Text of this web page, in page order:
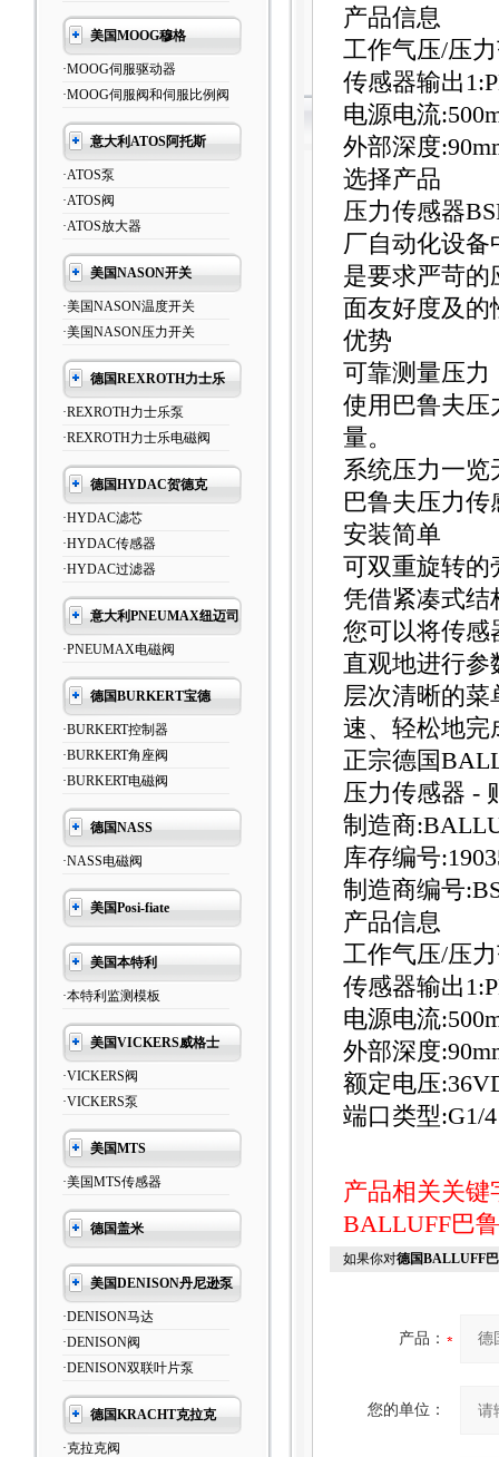
美国MOOG穆格
·MOOG伺服驱动器
·MOOG伺服阀和伺服比例阀
意大利ATOS阿托斯
·ATOS泵
·ATOS阀
·ATOS放大器
美国NASON开关
·美国NASON温度开关
·美国NASON压力开关
德国REXROTH力士乐
·REXROTH力士乐泵
·REXROTH力士乐电磁阀
德国HYDAC贺德克
·HYDAC滤芯
·HYDAC传感器
·HYDAC过滤器
意大利PNEUMAX纽迈司
·PNEUMAX电磁阀
德国BURKERT宝德
·BURKERT控制器
·BURKERT角座阀
·BURKERT电磁阀
德国NASS
·NASS电磁阀
美国Posi-fiate
美国本特利
·本特利监测模板
美国VICKERS威格士
·VICKERS阀
·VICKERS泵
美国MTS
·美国MTS传感器
德国盖米
美国DENISON丹尼逊泵
·DENISON马达
·DENISON阀
·DENISON双联叶片泵
德国KRACHT克拉克
·克拉克阀
产品信息
工作气压/压力
传感器输出
电源电流
外部深度
选择产品
压力传感器
厂自动化设备
是要求严苛的
面友好度及的
优势
可靠测量压力
使用巴鲁夫压
量。
系统压力一
巴鲁夫压力
安装简单
可双重旋转的
凭借紧凑式
您可以将传感
直观地进行
层次清晰的
速、轻松地完
正宗德国
压力传感器 -
制造商
库存编号
制造商编号
产品信息
工作气压/压力
传感器输出
电源电流
外部深度
额定电压
端口类型:G1/4
产品相关关
BALLUFF巴
如果你对德国BALLUFF
产品：
您的单位：